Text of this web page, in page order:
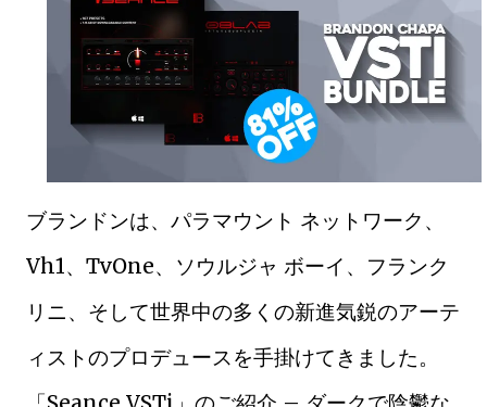
ブランドンは、パラマウント ネットワーク、
Vh1、TvOne、ソウルジャ ボーイ、フランク
リニ、そして世界中の多くの新進気鋭のアーテ
ィストのプロデュースを手掛けてきました。